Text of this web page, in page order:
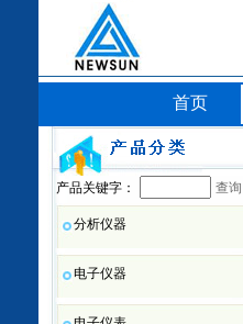
首页
产品关键字： 查询
分析仪器
电子仪器